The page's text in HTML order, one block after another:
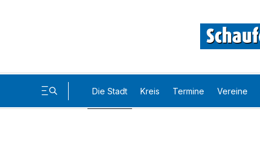
Die Stadt Kreis Termine Vereine